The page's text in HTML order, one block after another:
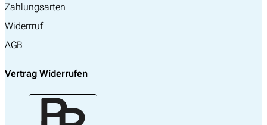
Zahlungsarten
Widerrruf
AGB
Vertrag Widerrufen